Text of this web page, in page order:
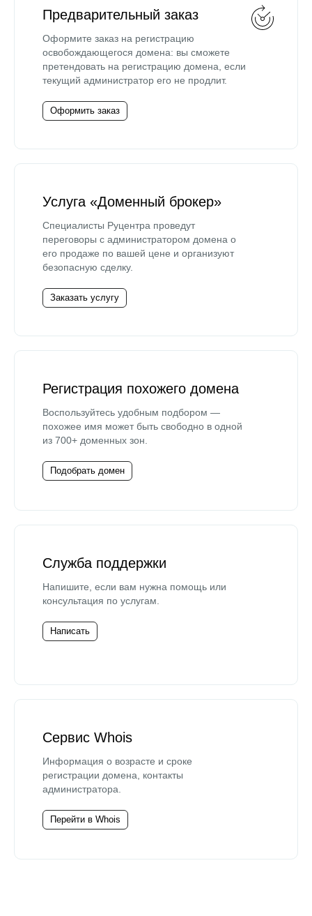
Предварительный заказ
Оформите заказ на регистрацию
освобождающегося домена: вы сможете
претендовать на регистрацию домена, если
текущий администратор его не продлит.
Оформить заказ
Услуга «Доменный брокер»
Специалисты Руцентра проведут
переговоры с администратором домена о
его продаже по вашей цене и организуют
безопасную сделку.
Заказать услугу
Регистрация похожего домена
Воспользуйтесь удобным подбором —
похожее имя может быть свободно в одной
из 700+ доменных зон.
Подобрать домен
Служба поддержки
Напишите, если вам нужна помощь или
консультация по услугам.
Написать
Сервис Whois
Информация о возрасте и сроке
регистрации домена, контакты
администратора.
Перейти в Whois